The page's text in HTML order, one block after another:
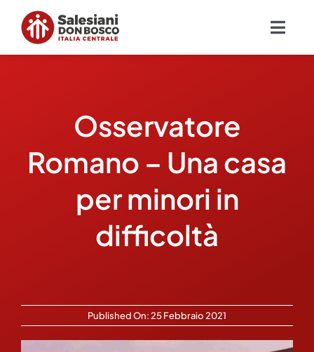
contenuto
Ambiti
Ambienti educativi e servizi
Osservatore
Romano – Una casa
per minori in
difficoltà
Published On: 25 Febbraio 2021